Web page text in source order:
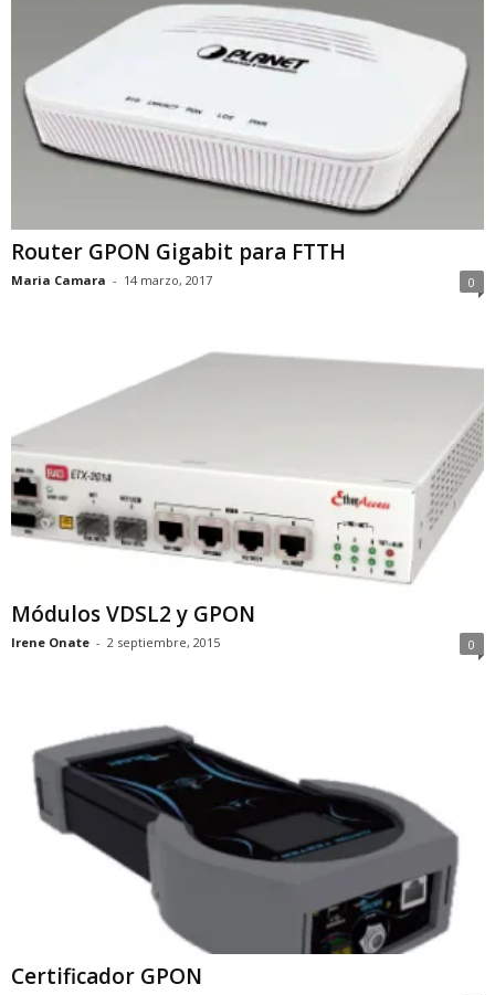
Router GPON Gigabit para FTTH
Maria Camara - 14 marzo, 2017 0
Módulos VDSL2 y GPON
Irene Onate - 2 septiembre, 2015 0
Certificador GPON